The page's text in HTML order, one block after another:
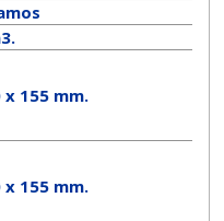
x 155 mm.
x 155mm.